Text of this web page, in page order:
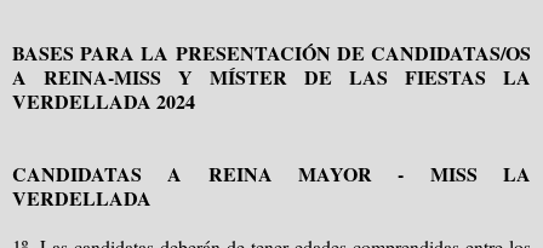
BASES PARA LA PRESENTACIÓN DE CANDIDATAS/OS
A REINA-MISS Y MÍSTER DE LAS FIESTAS LA
VERDELLADA 2024
CANDIDATAS A REINA MAYOR - MISS LA
VERDELLADA